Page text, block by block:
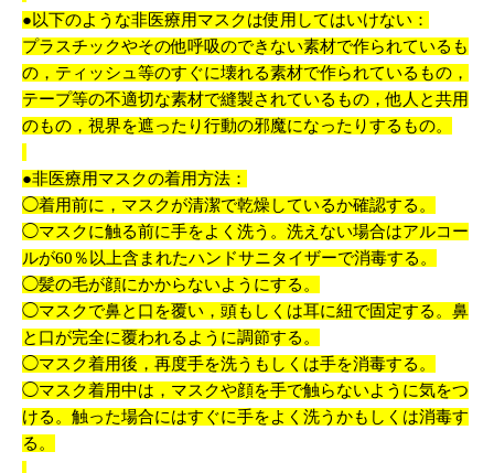
●以下のような非医療用マスクは使用してはいけない：
プラスチックやその他呼吸のできない素材で作られているも
の，ティッシュ等のすぐに壊れる素材で作られているもの，
テープ等の不適切な素材で縫製されているもの，他人と共用
のもの，視界を遮ったり行動の邪魔になったりするもの。
●非医療用マスクの着用方法：
◯着用前に，マスクが清潔で乾燥しているか確認する。
◯マスクに触る前に手をよく洗う。洗えない場合はアルコー
ルが60％以上含まれたハンドサニタイザーで消毒する。
◯髪の毛が顔にかからないようにする。
◯マスクで鼻と口を覆い，頭もしくは耳に紐で固定する。鼻
と口が完全に覆われるように調節する。
◯マスク着用後，再度手を洗うもしくは手を消毒する。
◯マスク着用中は，マスクや顔を手で触らないように気をつ
ける。触った場合にはすぐに手をよく洗うかもしくは消毒す
る。